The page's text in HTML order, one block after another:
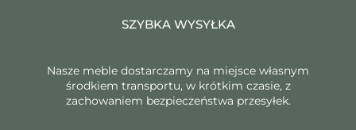
SZYBKA WYSYŁKA
Nasze meble dostarczamy na miejsce własnym
środkiem transportu, w krótkim czasie, z
zachowaniem bezpieczeństwa przesyłek.